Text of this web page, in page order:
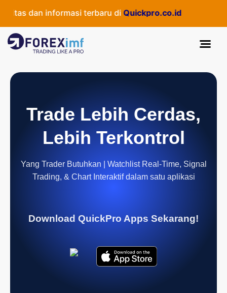
dan informasi terbaru diQuickpro.co.id
Trade Lebih Cerdas,
Lebih Terkontrol
Yang Trader Butuhkan | Watchlist Real-Time, Signal
Trading, & Chart Interaktif dalam satu aplikasi
Download QuickPro Apps Sekarang!